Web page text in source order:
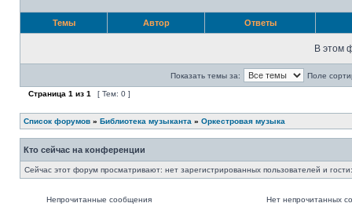
Темы Автор Ответы
В этом
Показать темы за: Поле
Страница 1 из 1 [ Тем: 0 ]
Список форумов » Библиотека музыканта » Оркестровая музыка
Кто сейчас на конференции
Сейчас этот форум просматривают: нет зарегистрированных пользователей и
Непрочитанные сообщения Нет непрочитанных